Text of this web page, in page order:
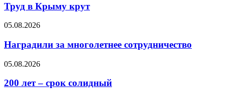
Труд в Крыму крут
05.08.2026
Наградили за многолетнее сотрудничество
05.08.2026
200 лет – срок солидный